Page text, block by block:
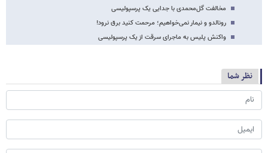
مخالفت گل‌محمدی با جدایی یک پرسپولیسی
رونالدو و نیمار نمی‌خواهیم؛ مرحمت کنید برق‌ نرود!
واکنش پلیس به ماجرای سرقت از یک پرسپولیسی
نظر شما